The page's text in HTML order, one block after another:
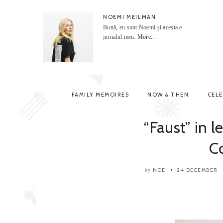
NOEMI MEILMAN
Bună, eu sunt Noemi și acesta e
jurnalul meu. More...
FAMILY MEMOIRES NOW & THEN
“Faust” in
by NOE 24 DECEMBER